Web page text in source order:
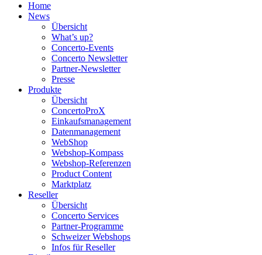
Home
News
Übersicht
What’s up?
Concerto-Events
Concerto Newsletter
Partner-Newsletter
Presse
Produkte
Übersicht
ConcertoProX
Einkaufsmanagement
Datenmanagement
WebShop
Webshop-Kompass
Webshop-Referenzen
Product Content
Marktplatz
Reseller
Übersicht
Concerto Services
Partner-Programme
Schweizer Webshops
Infos für Reseller